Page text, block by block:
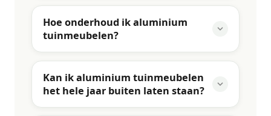
Hoe onderhoud ik aluminium
tuinmeubelen?
Kan ik aluminium tuinmeubelen
het hele jaar buiten laten staan?